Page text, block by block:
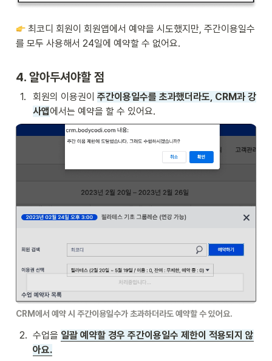
최코디 회원이 회원앱에서 예약을 시도했지만, 주간이용일수
를 모두 사용해서 24일에 예약할 수 없어요.
4. 알아두셔야할 점
1. 회원의 이용권이 주간이용일수를 초과했더라도, CRM과 강
사앱에서는 예약을 할 수 있어요.
CRM에서 예약 시 주간이용일수가 초과하더라도 예약할 수 있어요.
2. 수업을 일괄 예약할 경우 주간이용일수 제한이 적용되지 않
아요.